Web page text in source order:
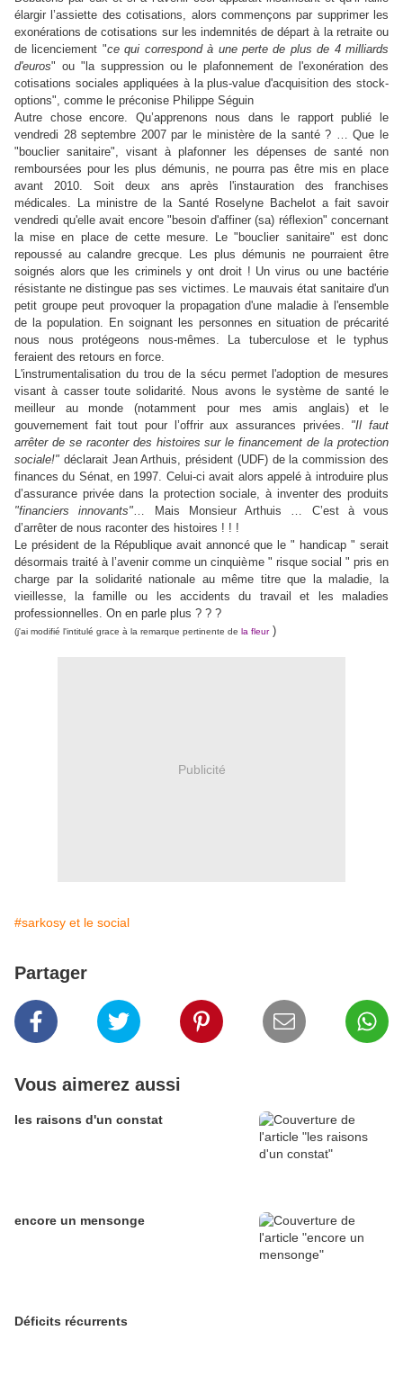
élargir l’assiette des cotisations, alors commençons par supprimer les
exonérations de cotisations sur les indemnités de départ à la retraite ou
de licenciement "ce qui correspond à une perte de plus de 4 milliards
d'euros" ou "la suppression ou le plafonnement de l'exonération des
cotisations sociales appliquées à la plus-value d'acquisition des stock-
options", comme le préconise Philippe Séguin
Autre chose encore. Qu’apprenons nous dans le rapport publié le
vendredi 28 septembre 2007 par le ministère de la santé ? … Que le
"bouclier sanitaire", visant à plafonner les dépenses de santé non
remboursées pour les plus démunis, ne pourra pas être mis en place
avant 2010. Soit deux ans après l'instauration des franchises
médicales. La ministre de la Santé Roselyne Bachelot a fait savoir
vendredi qu'elle avait encore "besoin d'affiner (sa) réflexion" concernant
la mise en place de cette mesure. Le "bouclier sanitaire" est donc
repoussé au calandre grecque. Les plus démunis ne pourraient être
soignés alors que les criminels y ont droit ! Un virus ou une bactérie
résistante ne distingue pas ses victimes. Le mauvais état sanitaire d'un
petit groupe peut provoquer la propagation d'une maladie à l'ensemble
de la population. En soignant les personnes en situation de précarité
nous nous protégeons nous-mêmes. La tuberculose et le typhus
feraient des retours en force.
L'instrumentalisation du trou de la sécu permet l'adoption de mesures
visant à casser toute solidarité. Nous avons le système de santé le
meilleur au monde (notamment pour mes amis anglais) et le
gouvernement fait tout pour l’offrir aux assurances privées. "Il faut
arrêter de se raconter des histoires sur le financement de la protection
sociale!" déclarait Jean Arthuis, président (UDF) de la commission des
finances du Sénat, en 1997. Celui-ci avait alors appelé à introduire plus
d’assurance privée dans la protection sociale, à inventer des produits
"financiers innovants"… Mais Monsieur Arthuis … C’est à vous
d’arrêter de nous raconter des histoires ! ! !
Le président de la République avait annoncé que le " handicap " serait
désormais traité à l’avenir comme un cinquième " risque social " pris en
charge par la solidarité nationale au même titre que la maladie, la
vieillesse, la famille ou les accidents du travail et les maladies
professionnelles. On en parle plus ? ? ?
(j'ai modifié l'intitulé grace à la remarque pertinente de la fleur)
Publicité
#sarkosy et le social
Partager
Vous aimerez aussi
les raisons d'un constat
encore un mensonge
Déficits récurrents